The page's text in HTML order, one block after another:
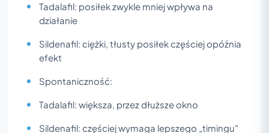
Tadalafil: posiłek zwykle mniej wpływa na
działanie
Sildenafil: ciężki, tłusty posiłek częściej opóźnia
efekt
Spontaniczność:
Tadalafil: większa, przez dłuższe okno
Sildenafil: częściej wymaga lepszego „timingu"